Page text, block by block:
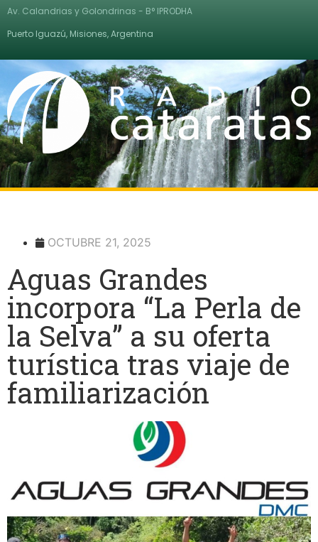
Av. Calandrias y Golondrinas - B° IPRODHA
Puerto Iguazú, Misiones, Argentina
OCTUBRE 21, 2025
Aguas Grandes
incorpora “La Perla de
la Selva” a su oferta
turística tras viaje de
familiarización